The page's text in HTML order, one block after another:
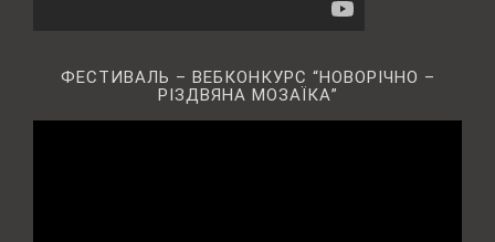
ФЕСТИВАЛЬ – ВЕБКОНКУРС “НОВОРІЧНО –
РІЗДВЯНА МОЗАЇКА”